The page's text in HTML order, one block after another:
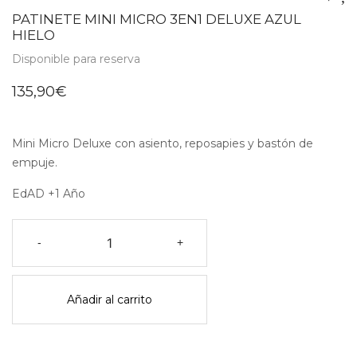
PATINETE MINI MICRO 3EN1 DELUXE AZUL
HIELO
Disponible para reserva
135,90€
Mini Micro Deluxe con asiento, reposapies y bastón de
empuje.
EdAD +1 Año
-
micro
azul
+
Añadir al carrito